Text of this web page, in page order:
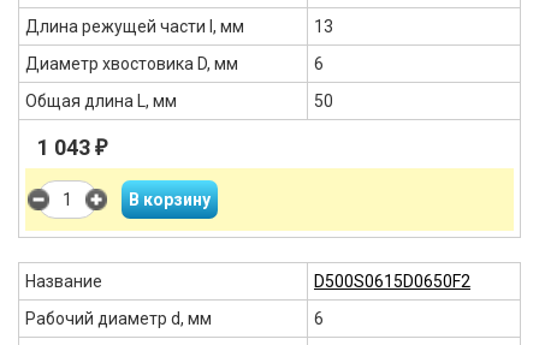
Длина режущей части l, мм
13
Диаметр хвостовика D, мм
6
Общая длина L, мм
50
1 043 ₽
Название
D500S0615D0650F2
Рабочий диаметр d, мм
6